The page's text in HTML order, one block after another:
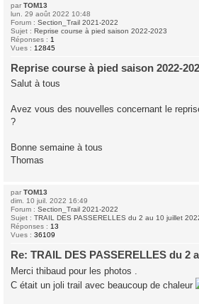
par TOM13
lun. 29 août 2022 10:48
Forum : Section_Trail 2021-2022
Sujet : Reprise course à pied saison 2022-2023
Réponses : 1
Vues : 12845
Reprise course à pied saison 2022-
Salut à tous
Avez vous des nouvelles concernant le
?
Bonne semaine à tous
Thomas
par TOM13
dim. 10 juil. 2022 16:49
Forum : Section_Trail 2021-2022
Sujet : TRAIL DES PASSERELLES du 2 au 10 juillet
Réponses : 13
Vues : 36109
Re: TRAIL DES PASSERELLES du 2
Merci thibaud pour les photos .
C était un joli trail avec beaucoup de chaleur